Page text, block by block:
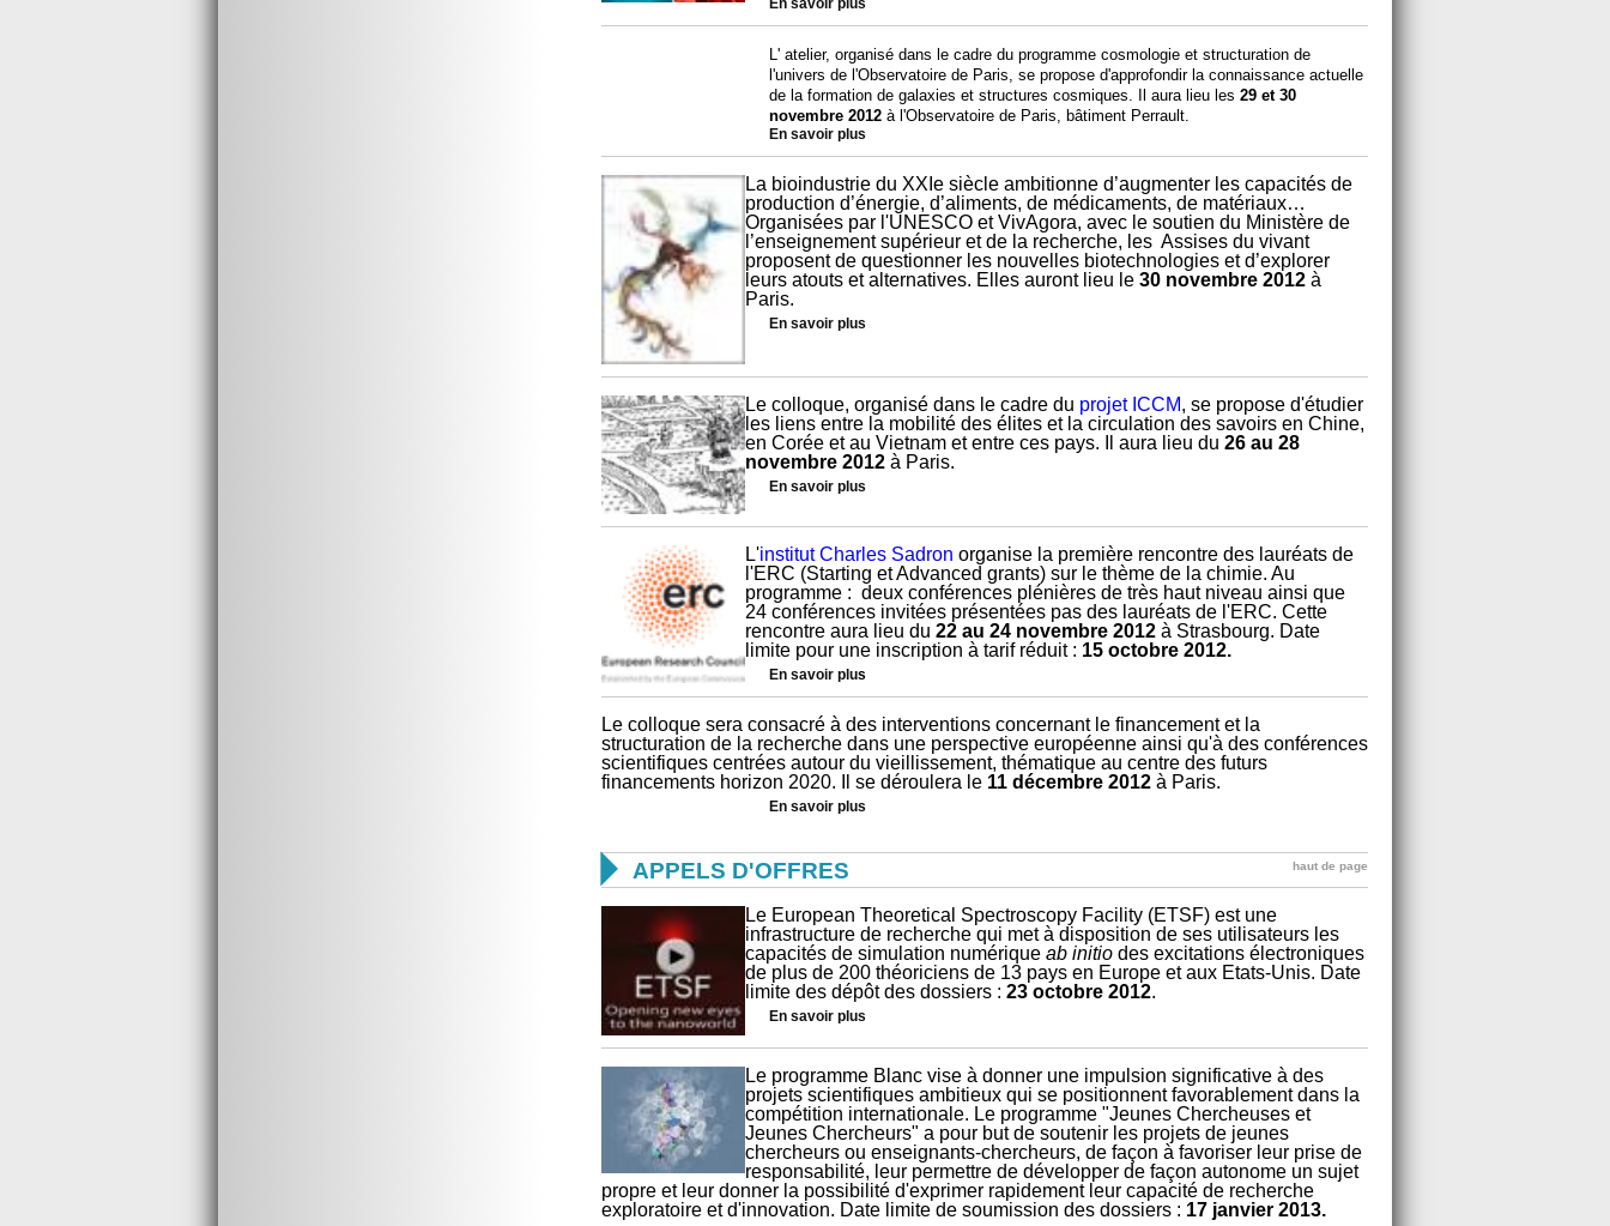
En savoir plus
L' atelier, organisé dans le cadre du programme cosmologie et structuration de
l'univers de l'Observatoire de Paris, se propose d'approfondir la connaissance actuelle
de la formation de galaxies et structures cosmiques. Il aura lieu les 29 et 30
novembre 2012 à l'Observatoire de Paris, bâtiment Perrault.
En savoir plus
La bioindustrie du XXIe siècle ambitionne d’augmenter les capacités de
production d’énergie, d’aliments, de médicaments, de matériaux…
Organisées par l'UNESCO et VivAgora, avec le soutien du Ministère de
l’enseignement supérieur et de la recherche, les Assises du vivant
proposent de questionner les nouvelles biotechnologies et d’explorer
leurs atouts et alternatives. Elles auront lieu le 30 novembre 2012 à
Paris.
En savoir plus
Le colloque, organisé dans le cadre du projet ICCM, se propose d'étudier
les liens entre la mobilité des élites et la circulation des savoirs en Chine,
en Corée et au Vietnam et entre ces pays. Il aura lieu du 26 au 28
novembre 2012 à Paris.
En savoir plus
L'institut Charles Sadron organise la première rencontre des lauréats de
l'ERC (Starting et Advanced grants) sur le thème de la chimie. Au
programme : deux conférences plénières de très haut niveau ainsi que
24 conférences invitées présentées pas des lauréats de l'ERC. Cette
rencontre aura lieu du 22 au 24 novembre 2012 à Strasbourg. Date
limite pour une inscription à tarif réduit : 15 octobre 2012.
En savoir plus
Le colloque sera consacré à des interventions concernant le financement et la
structuration de la recherche dans une perspective européenne ainsi qu'à des conférences
scientifiques centrées autour du vieillissement, thématique au centre des futurs
financements horizon 2020. Il se déroulera le 11 décembre 2012 à Paris.
En savoir plus
 APPELS D'OFFRES haut de page
Le European Theoretical Spectroscopy Facility (ETSF) est une
infrastructure de recherche qui met à disposition de ses utilisateurs les
capacités de simulation numérique ab initio des excitations électroniques
de plus de 200 théoriciens de 13 pays en Europe et aux Etats-Unis. Date
limite des dépôt des dossiers : 23 octobre 2012.
En savoir plus
Le programme Blanc vise à donner une impulsion significative à des
projets scientifiques ambitieux qui se positionnent favorablement dans la
compétition internationale. Le programme "Jeunes Chercheuses et
Jeunes Chercheurs" a pour but de soutenir les projets de jeunes
chercheurs ou enseignants-chercheurs, de façon à favoriser leur prise de
responsabilité, leur permettre de développer de façon autonome un sujet
propre et leur donner la possibilité d'exprimer rapidement leur capacité de recherche
exploratoire et d'innovation. Date limite de soumission des dossiers : 17 janvier 2013.